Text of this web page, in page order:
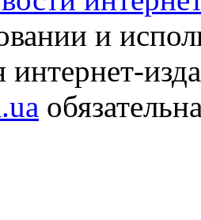
и
интернет-